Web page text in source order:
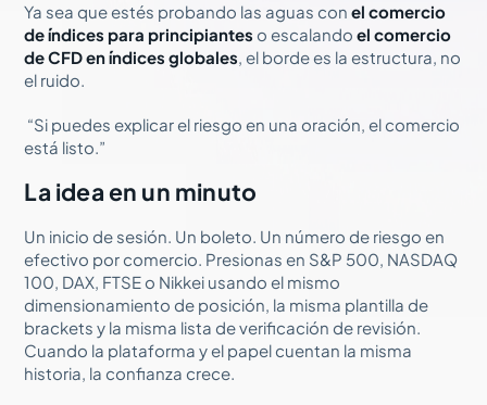
Ya sea que estés probando las aguas conel comercio
de índices para principiantes o escalandoel comercio
de CFD en índices globales, el borde es la estructura, no
el ruido.
“Si puedes explicar el riesgo en una oración, el comercio
está listo.”
La idea en un minuto
Un inicio de sesión. Un boleto. Un número de riesgo en
efectivo por comercio. Presionas en S&P 500, NASDAQ
100, DAX, FTSE o Nikkei usando el mismo
dimensionamiento de posición, la misma plantilla de
brackets y la misma lista de verificación de revisión.
Cuando la plataforma y el papel cuentan la misma
historia, la confianza crece.